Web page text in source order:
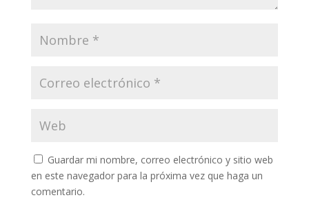
Guardar mi nombre, correo electrónico y sitio web
en este navegador para la próxima vez que haga un
comentario.